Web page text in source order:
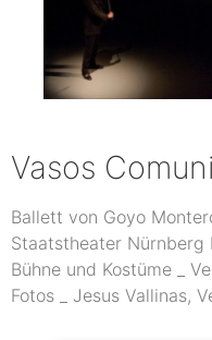
Vasos
Ballett von Goyo
Staatstheater
Bühne und Kostüme _
Fotos _ Jesus Vallinas,